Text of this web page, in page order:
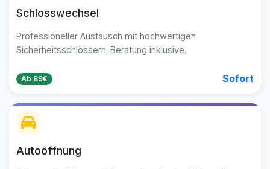
Schlosswechsel
Professioneller Austausch mit hochwertigen
Sicherheitsschlössern. Beratung inklusive.
Ab 89€ Sofort
Autoöffnung